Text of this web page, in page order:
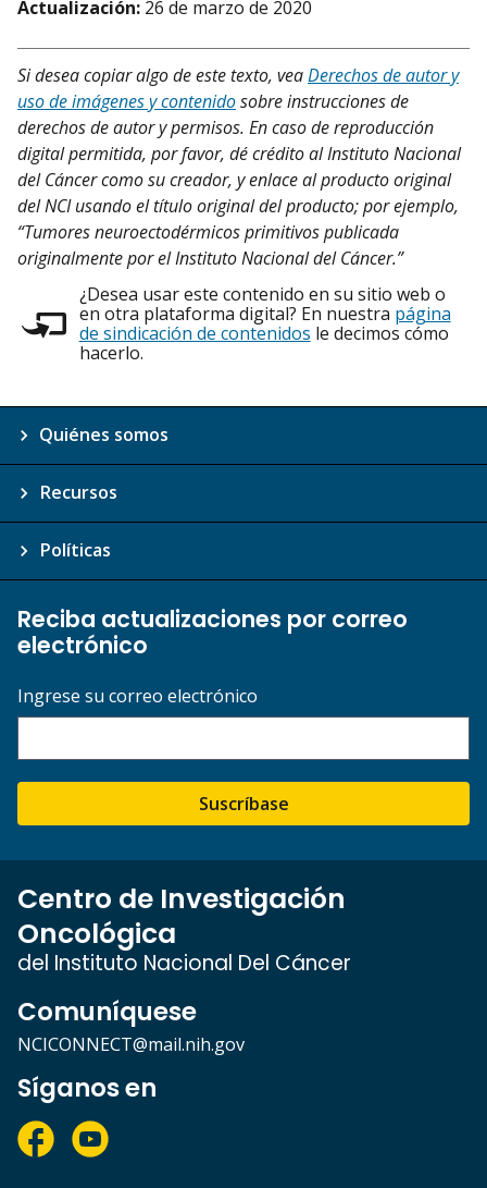
Actualización: 26 de marzo de 2020
Si desea copiar algo de este texto, veaDerechos de autor y
uso de imágenes y contenidosobre instrucciones de
derechos de autor y permisos. En caso de reproducción
digital permitida, por favor, dé crédito al Instituto Nacional
del Cáncer como su creador, y enlace al producto original
del NCI usando el título original del producto; por ejemplo,
“Tumores neuroectodérmicos primitivos publicada
originalmente por el Instituto Nacional del Cáncer.”
¿Desea usar este contenido en su sitio web o
en otra plataforma digital? En nuestra página
de sindicación de contenidos le decimos cómo
hacerlo.
Quiénes somos
Recursos
Políticas
Reciba actualizaciones por correo
electrónico
Ingrese su correo electrónico
Suscríbase
Centro de Investigación
Oncológica
del Instituto Nacional Del Cáncer
Comuníquese
NCICONNECT@mail.nih.gov
Síganos en